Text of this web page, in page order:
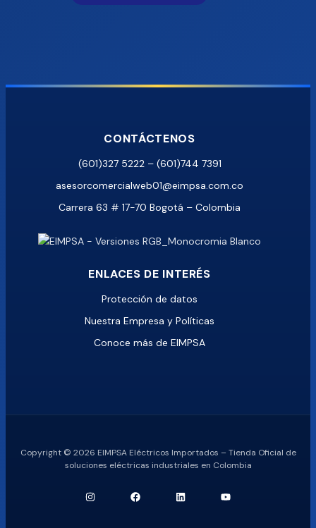
CONTÁCTENOS
(601)327 5222 – (601)744 7391
asesorcomercialweb01@eimpsa.com.co
Carrera 63 # 17-70 Bogotá – Colombia
ENLACES DE INTERÉS
Protección de datos
Nuestra Empresa y Políticas
Conoce más de EIMPSA
Copyright © 2026 EIMPSA Eléctricos Importados – Tienda Oficial de
soluciones eléctricas industriales en Colombia